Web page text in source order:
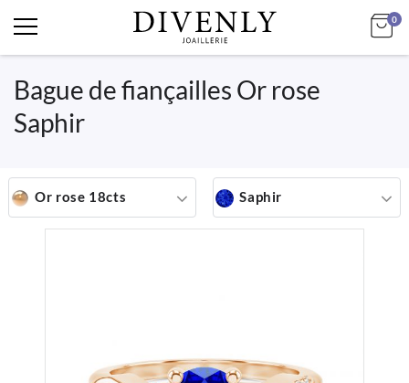
0
Bague de fiançailles Or rose
Saphir
Or rose 18cts Saphir